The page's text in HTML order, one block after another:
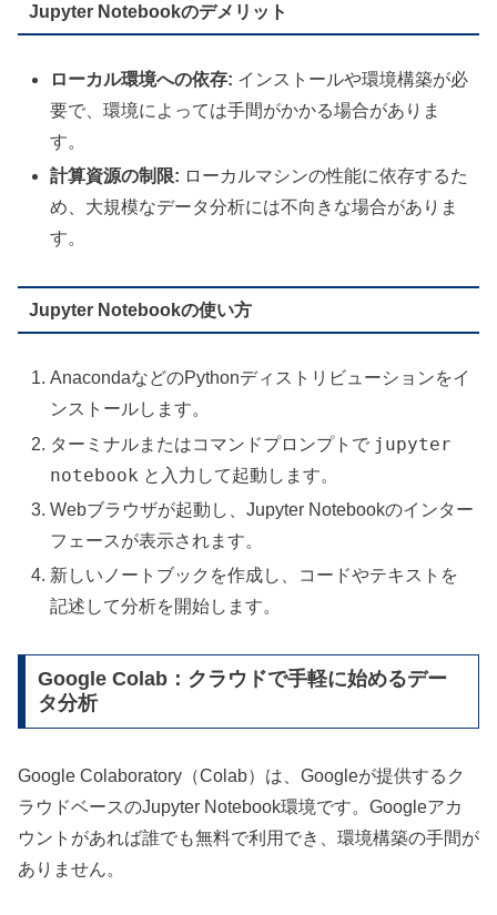
Jupyter Notebookのデメリット
ローカル環境への依存: インストールや環境構築が必
要で、環境によっては手間がかかる場合がありま
す。
計算資源の制限: ローカルマシンの性能に依存するた
め、大規模なデータ分析には不向きな場合がありま
す。
Jupyter Notebookの使い方
AnacondaなどのPythonディストリビューションをイ
ンストールします。
ターミナルまたはコマンドプロンプトで jupyter
notebook と入力して起動します。
Webブラウザが起動し、Jupyter Notebookのインター
フェースが表示されます。
新しいノートブックを作成し、コードやテキストを
記述して分析を開始します。
Google Colab：クラウドで手軽に始めるデー
タ分析
Google Colaboratory（Colab）は、Googleが提供するク
ラウドベースのJupyter Notebook環境です。Googleアカ
ウントがあれば誰でも無料で利用でき、環境構築の手間が
ありません。